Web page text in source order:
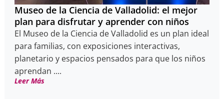
Museo de la Ciencia de Valladolid: el mejor
plan para disfrutar y aprender con niños
El Museo de la Ciencia de Valladolid es un plan ideal
para familias, con exposiciones interactivas,
planetario y espacios pensados para que los niños
aprendan ....
Leer Más